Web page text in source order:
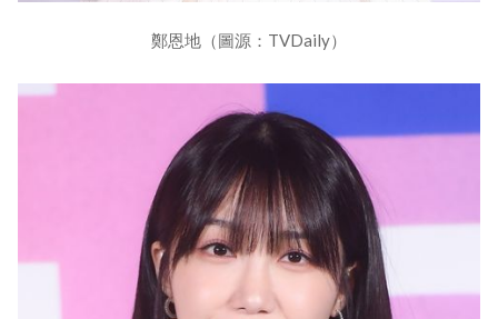
鄭恩地（圖源：TVDaily）